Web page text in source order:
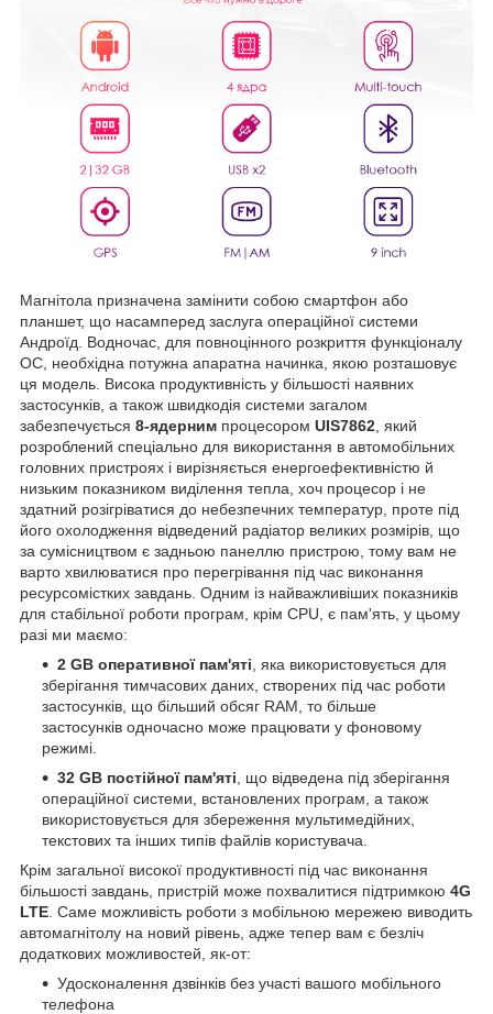
Магнітола призначена замінити собою смартфон або
планшет, що насамперед заслуга операційної системи
Андроїд. Водночас, для повноцінного розкриття функціоналу
ОС, необхідна потужна апаратна начинка, якою розташовує
ця модель. Висока продуктивність у більшості наявних
застосунків, а також швидкодія системи загалом
забезпечується 8-ядерним процесором UIS7862 , який
розроблений спеціально для використання в автомобільних
головних пристроях і вирізняється енергоефективністю й
низьким показником виділення тепла, хоч процесор і не
здатний розігріватися до небезпечних температур, проте під
його охолодження відведений радіатор великих розмірів, що
за сумісництвом є задньою панеллю пристрою, тому вам не
варто хвилюватися про перегрівання під час виконання
ресурсомістких завдань. Одним із найважливіших показників
для стабільної роботи програм, крім CPU, є пам'ять, у цьому
разі ми маємо:
2 GB оперативної пам'яті , яка використовується для
зберігання тимчасових даних, створених під час роботи
застосунків, що більший обсяг RAM, то більше
застосунків одночасно може працювати у фоновому
режимі.
32 GB постійної пам'яті , що відведена під зберігання
операційної системи, встановлених програм, а також
використовується для збереження мультимедійних,
текстових та інших типів файлів користувача.
Крім загальної високої продуктивності під час виконання
більшості завдань, пристрій може похвалитися підтримкою 4G
LTE . Саме можливість роботи з мобільною мережею виводить
автомагнітолу на новий рівень, адже тепер вам є безліч
додаткових можливостей, як-от:
Удосконалення дзвінків без участі вашого мобільного
телефона